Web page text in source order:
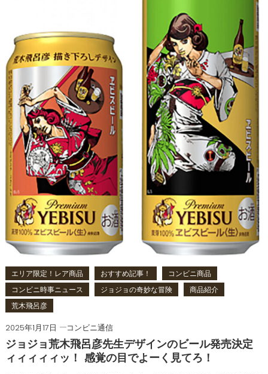
エリア限定！レア商品 おすすめ記事！
コンビニ商品
コンビニ時事ニュース
ジョジョの奇妙な冒険
商品紹介
荒木飛呂彦
2025年1月17日
コンビニ通信
ジョジョ荒木飛呂彦先生デザインのビール発売決定
ィィィィィッ！ 感覚の目でよーく見てろ！